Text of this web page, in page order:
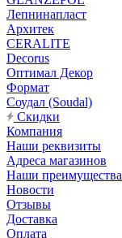
Лепнинапласт
Архитек
CERALITE
Decorus
Оптимал Декор
Формат
Соудал (Soudal)
Скидки
Компания
Наши реквизиты
Адреса магазинов
Наши преимущества
Новости
Отзывы
Доставка
Оплата